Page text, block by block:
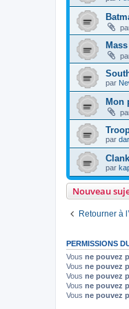
par
Mon
par
par
Nouveau
Retourner à
PERMISSIONS
Vous ne pouvez
Vous ne pouvez
Vous ne pouvez
Vous ne pouvez
Vous ne pouvez